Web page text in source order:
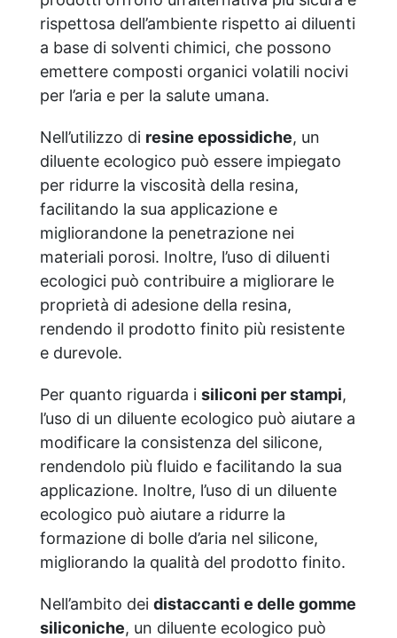
rispettosa dell’ambiente rispetto ai diluenti
a base di solventi chimici, che possono
emettere composti organici volatili nocivi
per l’aria e per la salute umana.
Nell’utilizzo di resine epossidiche, un
diluente ecologico può essere impiegato
per ridurre la viscosità della resina,
facilitando la sua applicazione e
migliorandone la penetrazione nei
materiali porosi. Inoltre, l’uso di diluenti
ecologici può contribuire a migliorare le
proprietà di adesione della resina,
rendendo il prodotto finito più resistente
e durevole.
Per quanto riguarda i siliconi per stampi,
l’uso di un diluente ecologico può aiutare a
modificare la consistenza del silicone,
rendendolo più fluido e facilitando la sua
applicazione. Inoltre, l’uso di un diluente
ecologico può aiutare a ridurre la
formazione di bolle d’aria nel silicone,
migliorando la qualità del prodotto finito.
Nell’ambito dei distaccanti e delle gomme
siliconiche, un diluente ecologico può